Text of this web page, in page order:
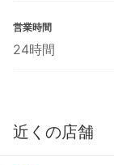
営業時間
24時間
近くの店舗